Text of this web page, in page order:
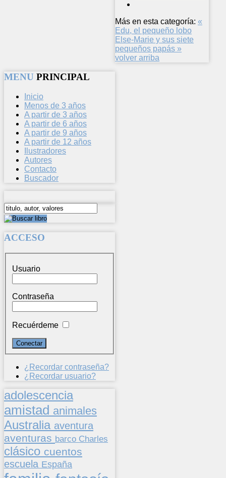
Más en esta categoría: «
Edu, el pequeño lobo
Else-Marie y sus siete
pequeños papás »
volver arriba
MENU PRINCIPAL
Inicio
Menos de 3 años
A partir de 3 años
A partir de 6 años
A partir de 9 años
A partir de 12 años
Ilustradores
Autores
Contacto
Buscador
ACCESO
Usuario
Contraseña
Recuérdeme
¿Recordar contraseña?
¿Recordar usuario?
adolescencia
amistad animales
Australia aventura
aventuras barco Charles
clásico cuentos
escuela España